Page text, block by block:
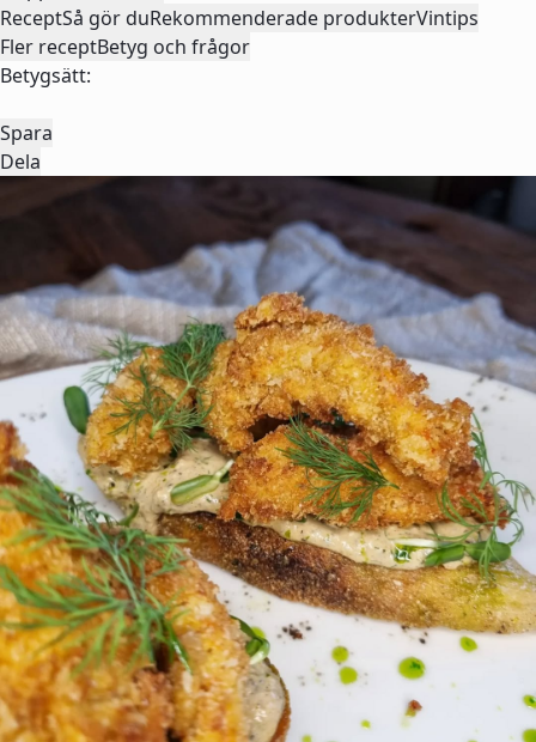
ReceptSå gör duRekommenderade produkterVintips
Fler receptBetyg och frågor
Betygsätt:
Spara
Dela